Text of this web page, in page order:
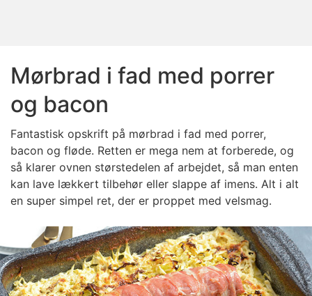
Mørbrad i fad med porrer
og bacon
Fantastisk opskrift på mørbrad i fad med porrer,
bacon og fløde. Retten er mega nem at forberede, og
så klarer ovnen størstedelen af arbejdet, så man enten
kan lave lækkert tilbehør eller slappe af imens. Alt i alt
en super simpel ret, der er proppet med velsmag.